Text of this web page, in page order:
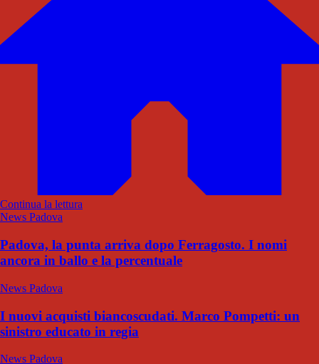
Continua la lettura
News Padova
Padova, la punta arriva dopo Ferragosto. I nomi
ancora in ballo e la percentuale
News Padova
I nuovi acquisti biancoscudati. Marco Pompetti: un
sinistro educato in regia
News Padova